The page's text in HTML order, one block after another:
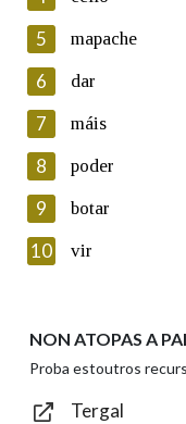
Lin e acepto
Introduce o código
Texto de
Enviar
5 mapache
6 dar
7 máis
8 poder
9 botar
10 vir
NON ATOPAS A
Proba estoutros
Tergal